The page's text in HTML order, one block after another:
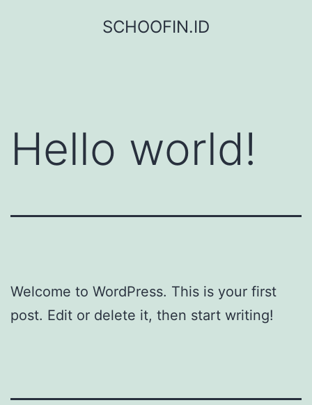
SCHOOFIN.ID
Hello world!
Welcome to WordPress. This is your first
post. Edit or delete it, then start writing!